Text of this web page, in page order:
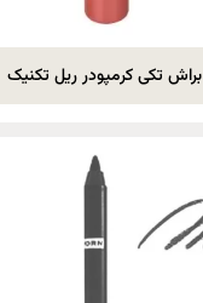
براش تکی کرمپودر ریل تکنیک